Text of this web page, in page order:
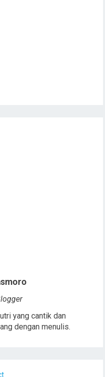
yang cantik dan
dengan menulis.